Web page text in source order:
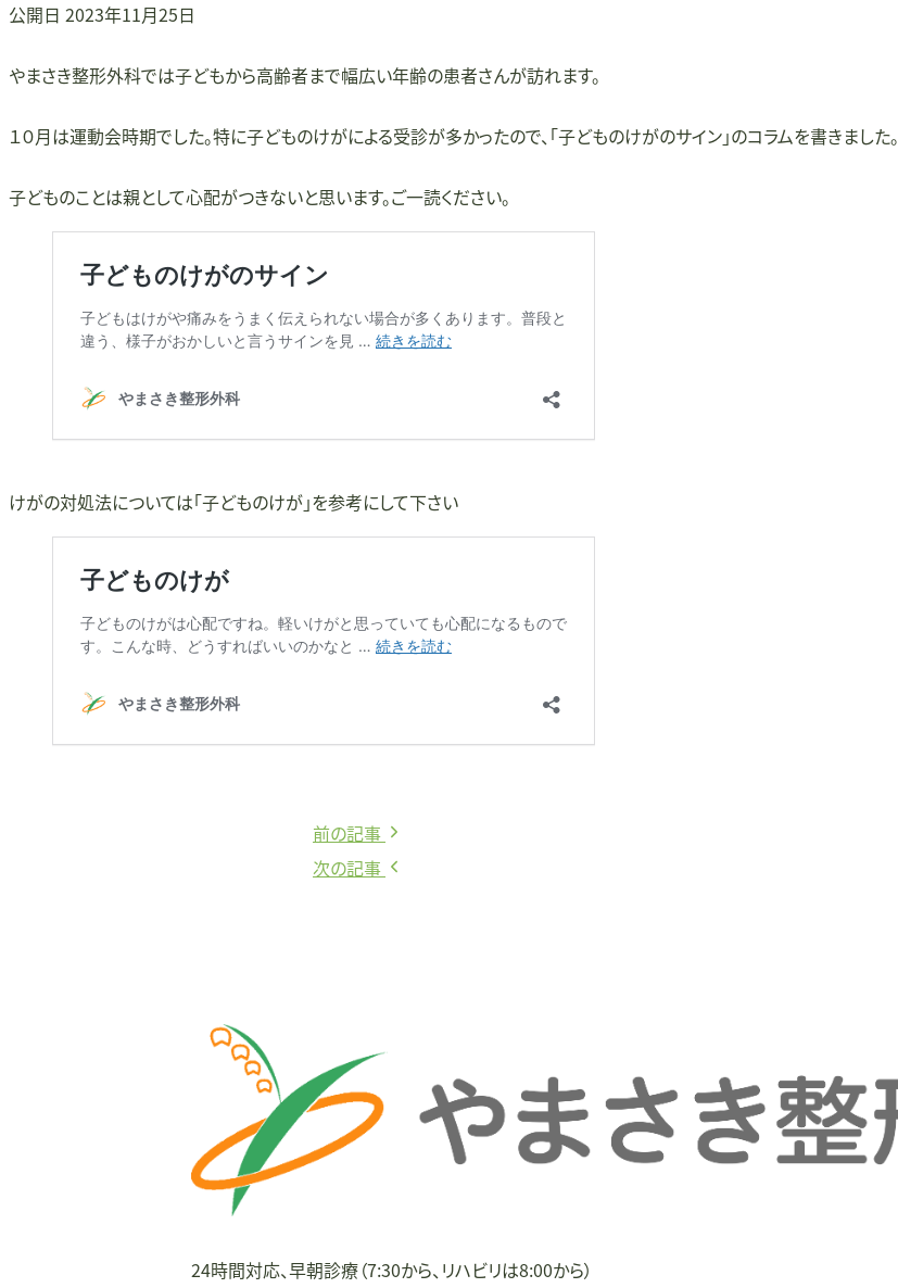
公開日 2023年11月25日
やまさき整形外科では子どもから高齢者まで幅広い年齢の患者さんが訪れます。
１０月は運動会時期でした。特に子どものけがによる受診が多かったので、「子どものけがのサイン」のコラムを書きました。
子どものことは親として心配がつきないと思います。ご一読ください。
けがの対処法については「子どものけが」を参考にして下さい
投
ー
シ
ン
前の記事 前
の
次の記事 次
24時間対応、早朝診療（7:30から、リハビリは8:00から）